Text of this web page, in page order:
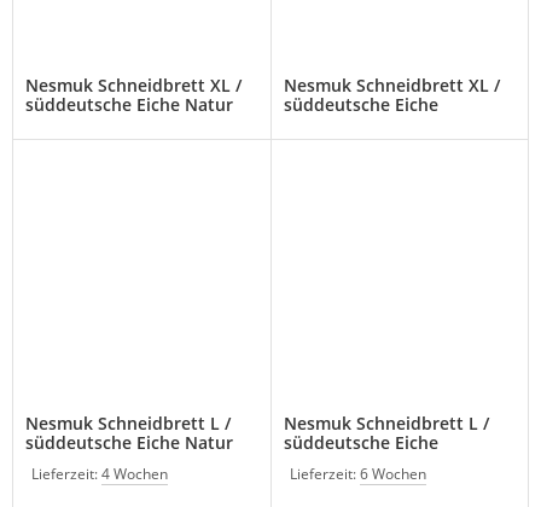
Nesmuk Schneidbrett XL /
süddeutsche Eiche Natur
Nesmuk Schneidbrett XL /
süddeutsche Eiche
Nesmuk Schneidbrett L /
süddeutsche Eiche Natur
Lieferzeit:4 Wochen
Nesmuk Schneidbrett L /
süddeutsche Eiche
Lieferzeit:6 Wochen